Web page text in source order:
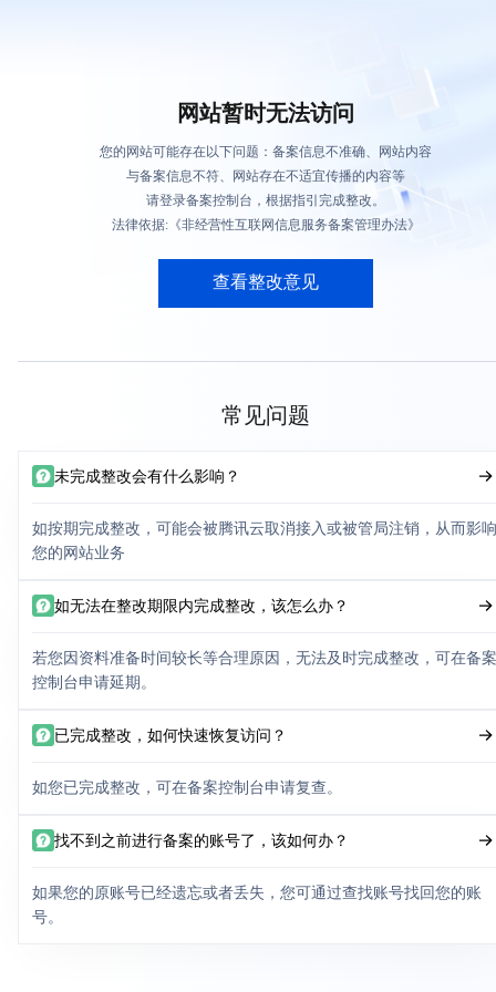
网站暂时无法访问
您的网站可能存在以下问题：备案信息不准确、网站内容
与备案信息不符、网站存在不适宜传播的内容等
请登录备案控制台，根据指引完成整改。
法律依据:《非经营性互联网信息服务备案管理办法》
查看整改意见
常见问题
未完成整改会有什么影响？
如按期完成整改，可能会被腾讯云取消接入或被管局注销，从而影响
您的网站业务
如无法在整改期限内完成整改，该怎么办？
若您因资料准备时间较长等合理原因，无法及时完成整改，可在备案
控制台申请延期。
已完成整改，如何快速恢复访问？
如您已完成整改，可在备案控制台申请复查。
找不到之前进行备案的账号了，该如何办？
如果您的原账号已经遗忘或者丢失，您可通过查找账号找回您的账
号。